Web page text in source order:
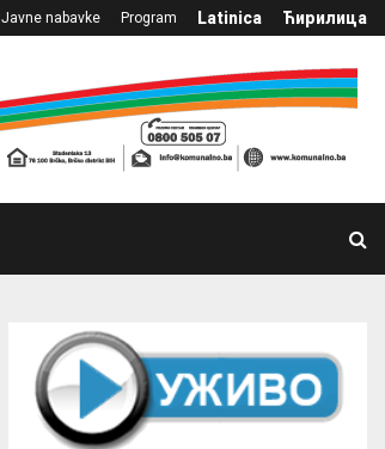
Javne nabavke Program Latinica Ћирилица